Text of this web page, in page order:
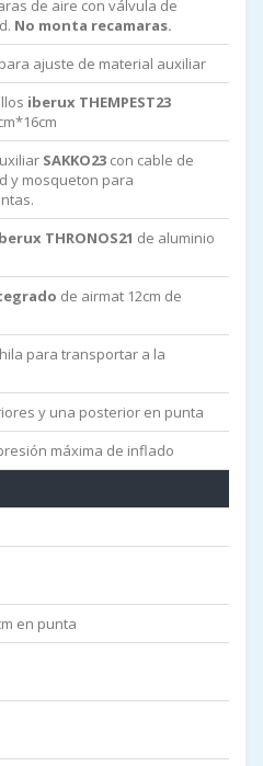
de aire con válvula de
No monta recamaras.
ajuste de material auxiliar
iberux THEMPEST23
SAKKO23 con cable de
y mosqueton para
THRONOS21 de aluminio
de airmat 12cm de
para transportar a la
y una posterior en punta
máxima de inflado
en punta